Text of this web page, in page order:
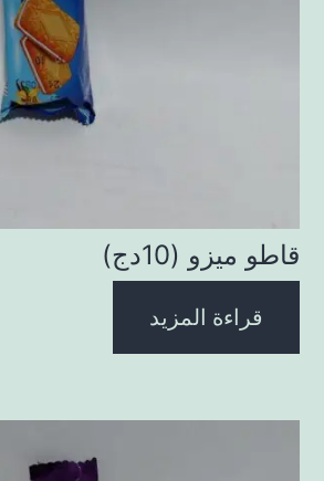
قاطو ميزو (10دج)
قراءة المزيد